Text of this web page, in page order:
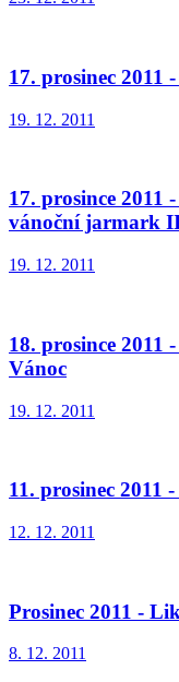
17. prosinec 2011
19. 12. 2011
17. prosince 2011
vánoční jarmark
19. 12. 2011
18. prosince 2011
Vánoc
19. 12. 2011
11. prosinec 2011
12. 12. 2011
Prosinec 2011 -
8. 12. 2011